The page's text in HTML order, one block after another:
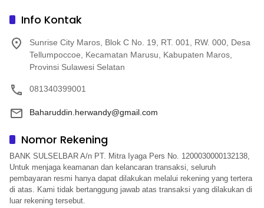
Info Kontak
Sunrise City Maros, Blok C No. 19, RT. 001, RW. 000, Desa
Tellumpoccoe, Kecamatan Marusu, Kabupaten Maros,
Provinsi Sulawesi Selatan
081340399001
Baharuddin.herwandy@gmail.com
Nomor Rekening
BANK SULSELBAR A/n PT. Mitra Iyaga Pers No. 1200030000132138,
Untuk menjaga keamanan dan kelancaran transaksi, seluruh
pembayaran resmi hanya dapat dilakukan melalui rekening yang tertera
di atas. Kami tidak bertanggung jawab atas transaksi yang dilakukan di
luar rekening tersebut.